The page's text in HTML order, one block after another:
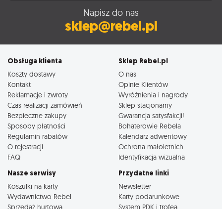
Napisz do nas
sklep@rebel.pl
Obsługa klienta
Koszty dostawy
Kontakt
Reklamacje i zwroty
Czas realizacji zamówień
Bezpieczne zakupy
Sposoby płatności
Regulamin rabatów
O rejestracji
FAQ
Sklep Rebel.pl
O nas
Opinie Klientów
Wyróżnienia i nagrody
Sklep stacjonarny
Gwarancja satysfakcji!
Bohaterowie Rebela
Kalendarz adwentowy
Ochrona małoletnich
Identyfikacja wizualna
Nasze serwisy
Koszulki na karty
Wydawnictwo Rebel
Sprzedaż hurtowa
Przydatne linki
Newsletter
Karty podarunkowe
System PDK i trofea